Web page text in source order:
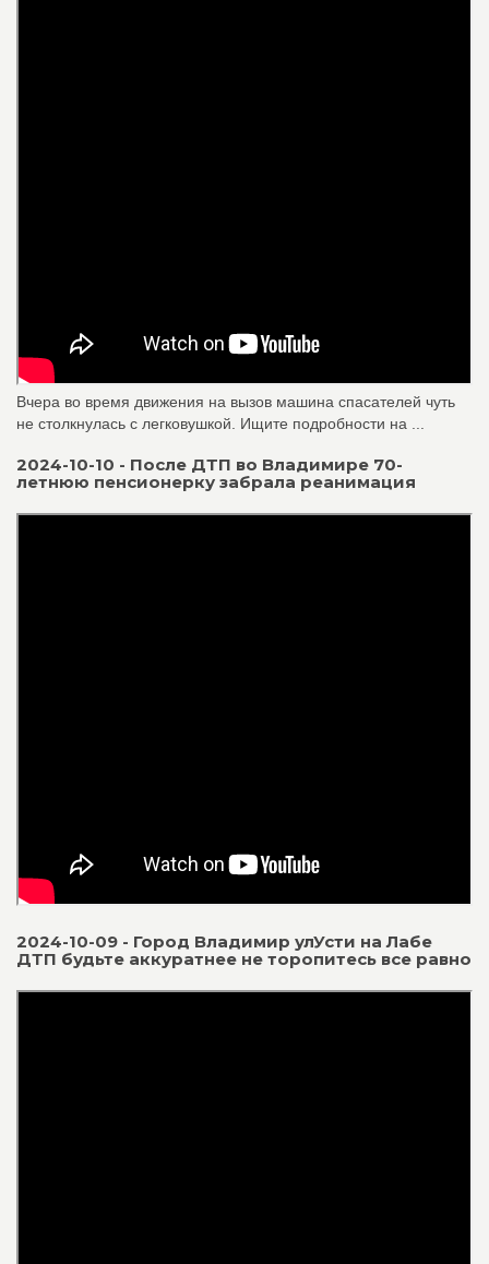
Вчера во время движения на вызов машина спасателей чуть
не столкнулась с легковушкой. Ищите подробности на ...
2024-10-10 - После ДТП во Владимире 70-
летнюю пенсионерку забрала реанимация
2024-10-09 - Город Владимир улУсти на Лабе
ДТП будьте аккуратнее не торопитесь все равно